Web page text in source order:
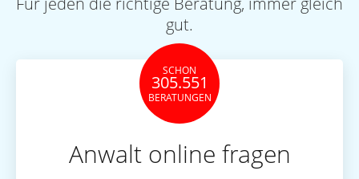
gut.
SCHON
305.551
BERATUNGEN
Anwalt online fragen